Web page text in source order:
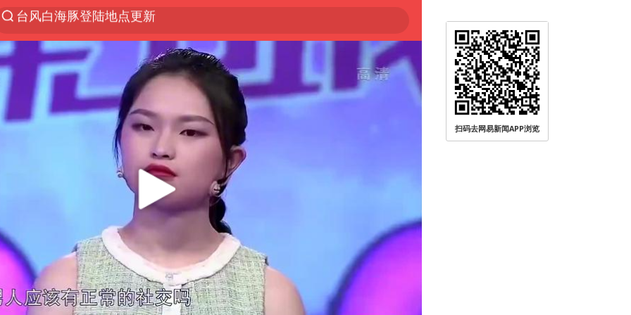
台风白海豚进入48小时警戒线
以“新”破局 首发经济点亮城市消费活力
佛得角门将亮相智利俱乐部主场
中方回应是否在太平洋海底开采稀土
宇树科技发行价格150.80元/股
看守所辅警收受10万获刑1年
宇树科技王兴兴身家有望超200亿元
五粮液渠道价一箱上涨近百元
CIA被曝已秘密设立古巴工作组
U17国足1分钟轰2球
泰国一女公务员妆容引争议 本人回应
扫码去网易新闻APP浏览